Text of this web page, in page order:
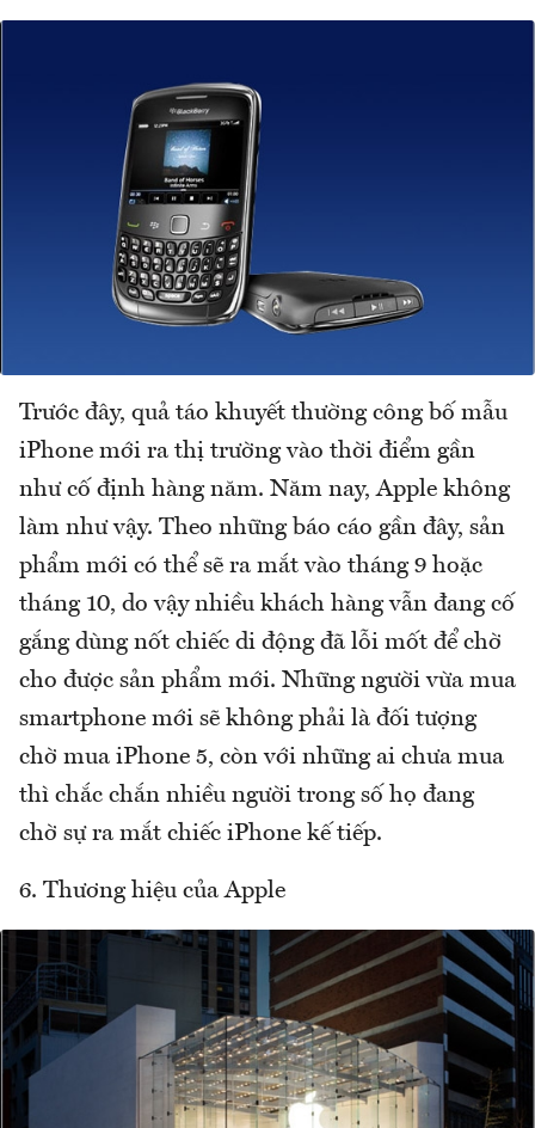
Trước đây, quả táo khuyết thường công bố mẫu
iPhone mới ra thị trường vào thời điểm gần
như cố định hàng năm. Năm nay, Apple không
làm như vậy. Theo những báo cáo gần đây, sản
phẩm mới có thể sẽ ra mắt vào tháng 9 hoặc
tháng 10, do vậy nhiều khách hàng vẫn đang cố
gắng dùng nốt chiếc di động đã lỗi mốt để chờ
cho được sản phẩm mới. Những người vừa mua
smartphone mới sẽ không phải là đối tượng
chờ mua iPhone 5, còn với những ai chưa mua
thì chắc chắn nhiều người trong số họ đang
chờ sự ra mắt chiếc iPhone kế tiếp.
6. Thương hiệu của Apple